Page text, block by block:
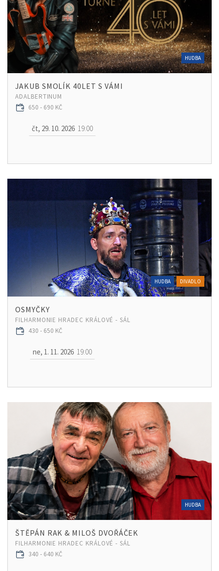
HUDBA
JAKUB SMOLÍK 40LET S VÁMI
ADALBERTINUM
650 - 690 KČ
čt, 29. 10. 2026 19:00
HUDBA DIVADLO
OSMYČKY
FILHARMONIE HRADEC KRÁLOVÉ - SÁL
430 - 650 KČ
ne, 1. 11. 2026 19:00
HUDBA
ŠTĚPÁN RAK & MILOŠ DVOŘÁČEK
FILHARMONIE HRADEC KRÁLOVÉ - SÁL
340 - 640 KČ